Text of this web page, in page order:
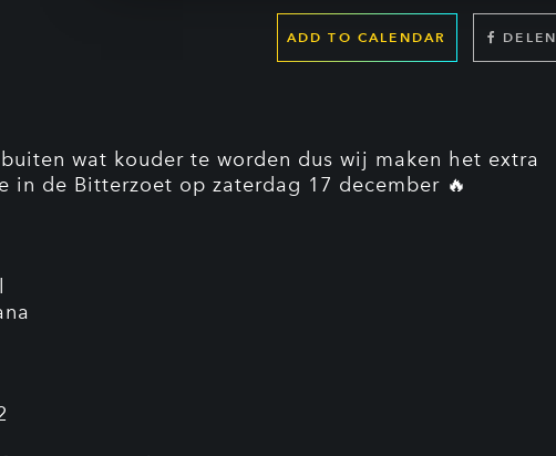
ADD TO CALENDAR DELEN
wat kouder te worden dus wij maken het extra
in de Bitterzoet op zaterdag 17 december 🔥